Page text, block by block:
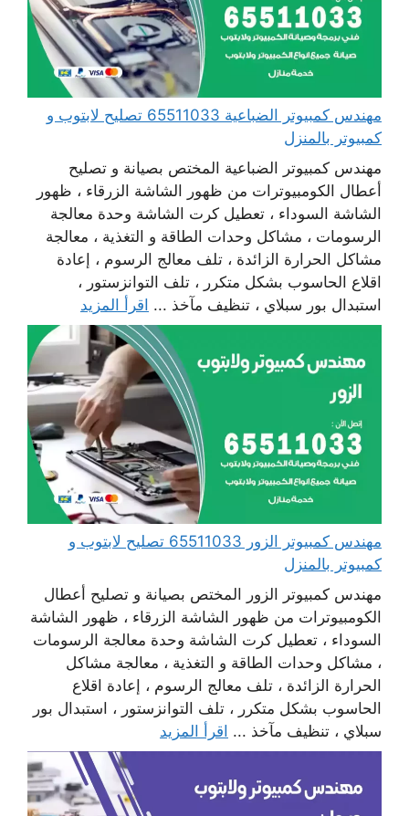
مهندس كمبيوتر الضباعية 65511033 تصليح لابتوب و
كمبيوتر بالمنزل
مهندس كمبيوتر الضباعية المختص بصيانة و تصليح
أعطال الكومبيوترات من ظهور الشاشة الزرقاء ، ظهور
الشاشة السوداء ، تعطيل كرت الشاشة وحدة معالجة
الرسومات ، مشاكل وحدات الطاقة و التغذية ، معالجة
مشاكل الحرارة الزائدة ، تلف معالج الرسوم ، إعادة
اقلاع الحاسوب بشكل متكرر ، تلف التوانزستور ،
استبدال بور سبلاي ، تنظيف مآخذ ... اقرأ المزيد
مهندس كمبيوتر الزور 65511033 تصليح لابتوب و
كمبيوتر بالمنزل
مهندس كمبيوتر الزور المختص بصيانة و تصليح أعطال
الكومبيوترات من ظهور الشاشة الزرقاء ، ظهور الشاشة
السوداء ، تعطيل كرت الشاشة وحدة معالجة الرسومات
، مشاكل وحدات الطاقة و التغذية ، معالجة مشاكل
الحرارة الزائدة ، تلف معالج الرسوم ، إعادة اقلاع
الحاسوب بشكل متكرر ، تلف التوانزستور ، استبدال بور
سبلاي ، تنظيف مآخذ ... اقرأ المزيد